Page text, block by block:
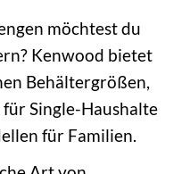
möchtest du
Kenwood bietet
Behältergrößen,
Single-Haushalte
für Familien.